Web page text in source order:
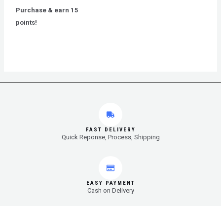
ofPurchase & earn 15
points!
FAST DELIVERY
Quick Reponse, Process, Shipping
EASY PAYMENT
Cash on Delivery